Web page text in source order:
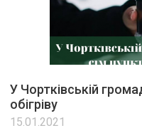
У Чортківській
обігріву
15.01.2021